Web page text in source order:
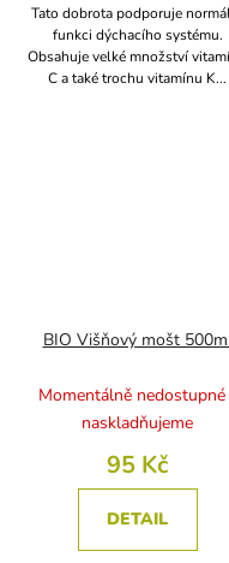
Tato dobrota podporuje
funkci dýchacího systému.
Obsahuje velké množství
C a také trochu vitamínu K...
BIO Višňový mošt
Momentálně
naskladňujeme
95 Kč
DETAIL